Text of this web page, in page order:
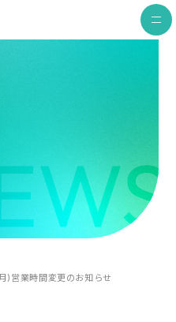
営業時間変更のお知らせ